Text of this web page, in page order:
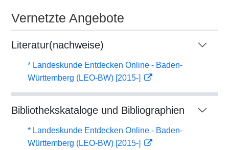
Vernetzte Angebote
Literatur(nachweise)
* Landeskunde Entdecken Online - Baden-
Württemberg (LEO-BW) [2015-]
Bibliothekskataloge und Bibliographien
* Landeskunde Entdecken Online - Baden-
Württemberg (LEO-BW) [2015-]